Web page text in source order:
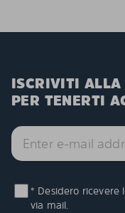
ISCRIVITI ALLA
PER TENERTI
* Desidero
via mail.